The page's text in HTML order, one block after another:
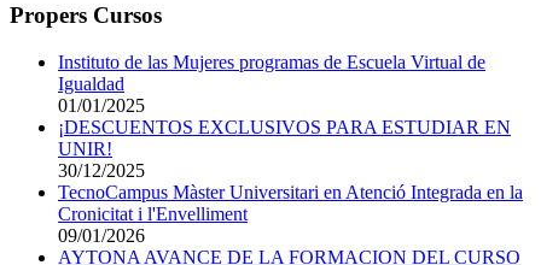
Propers Cursos
Instituto de las Mujeres programas de Escuela Virtual de
Igualdad
01/01/2025
¡DESCUENTOS EXCLUSIVOS PARA ESTUDIAR EN
UNIR!
30/12/2025
TecnoCampus Màster Universitari en Atenció Integrada en la
Cronicitat i l'Envelliment
09/01/2026
AYTONA AVANCE DE LA FORMACION DEL CURSO